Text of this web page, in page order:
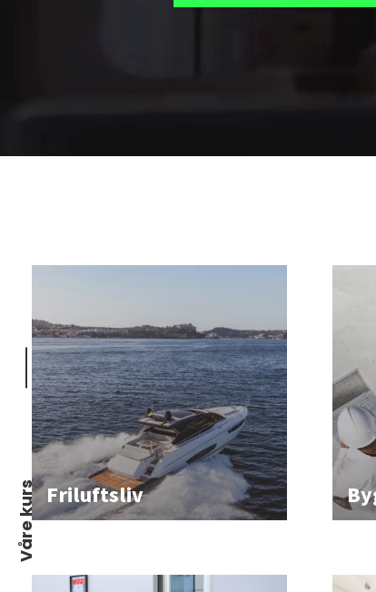
Våre kurs Friluftsliv